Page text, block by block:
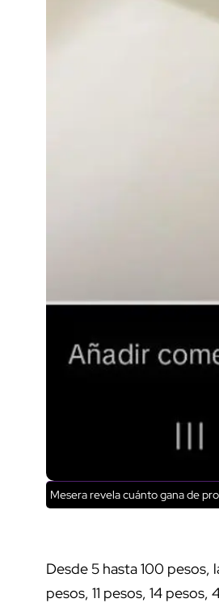
Mesera revela cuánto gana de
Desde 5 hasta 100 pesos,
pesos, 11 pesos, 14